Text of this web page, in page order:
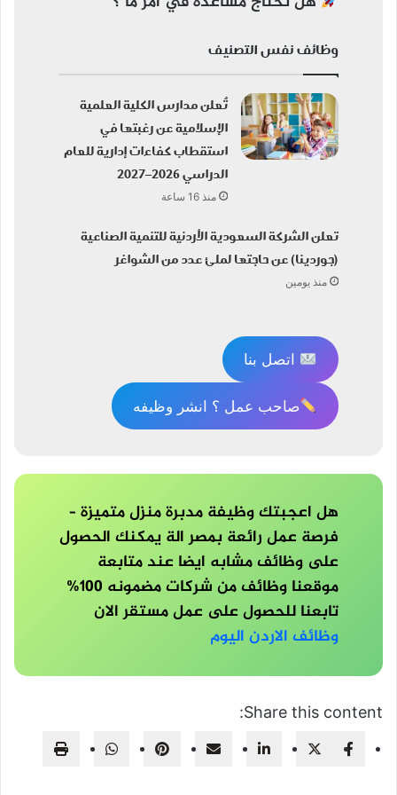
وظائف نفس التصنيف
تُعلن مدارس الكلية العلمية
الإسلامية عن رغبتها في
استقطاب كفاءات إدارية للعام
الدراسي 2026–2027
منذ 16 ساعة
تعلن الشركة السعودية الأردنية للتنمية الصناعية
(جوردينا) عن حاجتها لملئ عدد من الشواغر
منذ يومين
اتصل بنا
صاحب عمل ؟ انشر وظيفه
هل اعجبتك وظيفة مدبرة منزل متميزة –
فرصة عمل رائعة بمصر الة يمكنك الحصول
على وظائف مشابه ايضا عند متابعة
موقعنا وظائف من شركات مضمونه 100%
تابعنا للحصول على عمل مستقر الان
وظائف الاردن اليوم
Share this content: